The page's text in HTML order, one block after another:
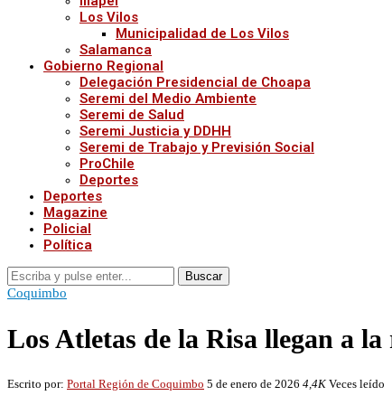
Los Vilos
Municipalidad de Los Vilos
Salamanca
Gobierno Regional
Delegación Presidencial de Choapa
Seremi del Medio Ambiente
Seremi de Salud
Seremi Justicia y DDHH
Seremi de Trabajo y Previsión Social
ProChile
Deportes
Deportes
Magazine
Policial
Política
Buscar
Coquimbo
Los Atletas de la Risa llegan a
Escrito por: Portal Región de Coquimbo 5 de enero de 2026 4,4K Veces leído